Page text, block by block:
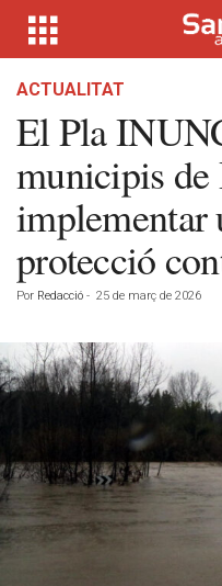
ACTUALITAT
El Pla
municipis de
implementar
protecció
Por Redacció - 25 de març de 2026